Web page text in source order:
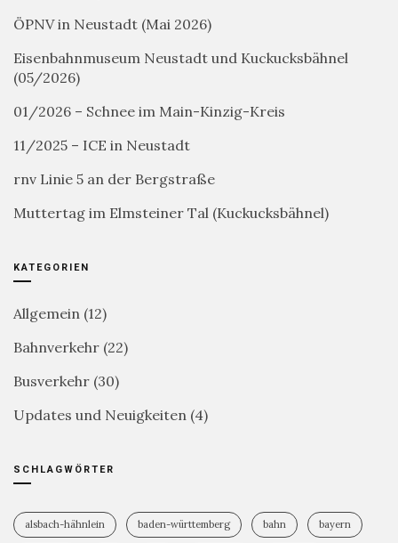
ÖPNV in Neustadt (Mai 2026)
Eisenbahnmuseum Neustadt und Kuckucksbähnel
(05/2026)
01/2026 – Schnee im Main-Kinzig-Kreis
11/2025 – ICE in Neustadt
rnv Linie 5 an der Bergstraße
Muttertag im Elmsteiner Tal (Kuckucksbähnel)
KATEGORIEN
Allgemein (12)
Bahnverkehr (22)
Busverkehr (30)
Updates und Neuigkeiten (4)
SCHLAGWÖRTER
alsbach-hähnlein baden-württemberg bahn bayern